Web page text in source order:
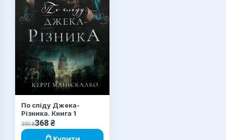
По сліду Джека-
Різника. Книга 1
390₴368 ₴